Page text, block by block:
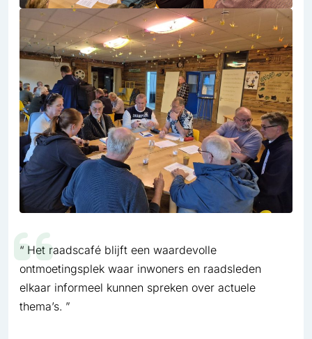
Het raadscafé blijft een waardevolle
ontmoetingsplek waar inwoners en raadsleden
elkaar informeel kunnen spreken over actuele
thema’s.